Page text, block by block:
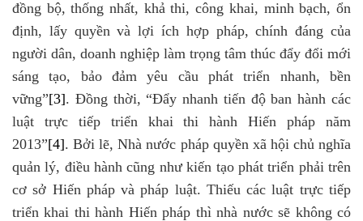
đồng bộ, thống nhất, khả thi, công khai, minh bạch, ổn
định, lấy quyền và lợi ích hợp pháp, chính đáng của
người dân, doanh nghiệp làm trọng tâm thúc đẩy đổi mới
sáng tạo, bảo đảm yêu cầu phát triển nhanh, bền
vững”[3]. Đồng thời, “Đẩy nhanh tiến độ ban hành các
luật trực tiếp triển khai thi hành Hiến pháp năm
2013”[4]. Bởi lẽ, Nhà nước pháp quyền xã hội chủ nghĩa
quản lý, điều hành cũng như kiến tạo phát triển phải trên
cơ sở Hiến pháp và pháp luật. Thiếu các luật trực tiếp
triển khai thi hành Hiến pháp thì nhà nước sẽ không có